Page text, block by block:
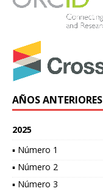
AÑOS ANTERIORES
2025
▪ Número 1
▪ Número 2
▪ Número 3